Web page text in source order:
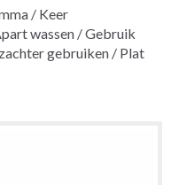
/ Keer
wassen / Gebruik
gebruiken / Plat